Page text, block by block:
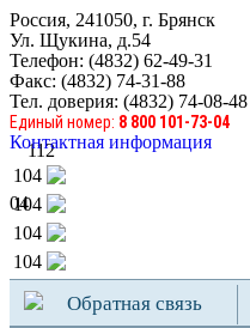
Россия, 241050, г. Брянск
Ул. Щукина, д.54
Телефон: (4832) 62-49-31
Факс: (4832) 74-31-88
Тел. доверия: (4832) 74-08-48
Единый номер: 8 800 101-73-04
Контактная информация
04
112
104
104
104
104
Обратная связь